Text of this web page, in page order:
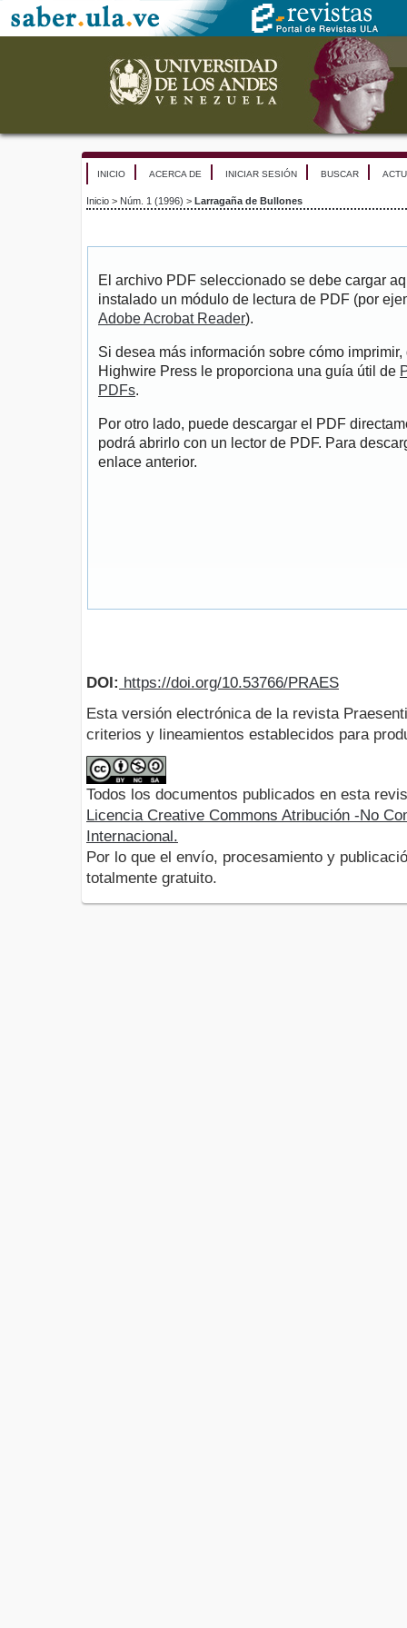
INICIO ACERCA DE INICIAR SESIÓN BUSCAR
Inicio > Núm. 1 (1996) > Larragaña de Bullones
El archivo PDF seleccionado se debe cargar
instalado un módulo de lectura de PDF (por
Adobe Acrobat Reader).
Si desea más información sobre cómo
Highwire Press le proporciona una guía útil de
PDFs.
Por otro lado, puede descargar el PDF
podrá abrirlo con un lector de PDF. Para
enlace anterior.
DOI: https://doi.org/10.53766/PRAES
Esta versión electrónica de la revista
criterios y lineamientos establecidos para
Todos los documentos publicados en esta
Licencia Creative Commons Atribución -No
Internacional.
Por lo que el envío, procesamiento y
totalmente gratuito.